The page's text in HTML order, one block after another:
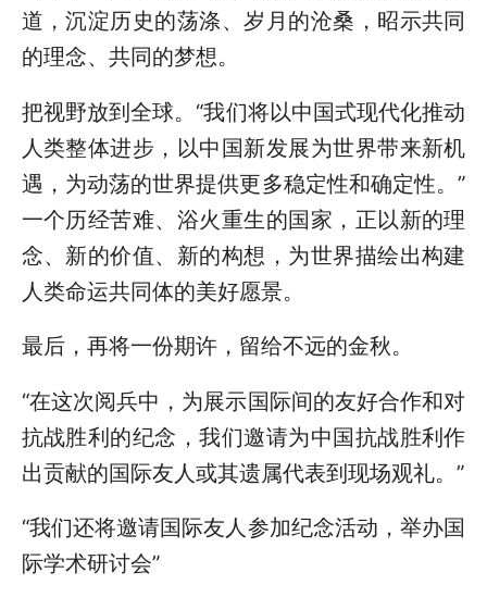
道，沉淀历史的荡涤、岁月的沧桑，昭示共同
的理念、共同的梦想。
把视野放到全球。“我们将以中国式现代化推动
人类整体进步，以中国新发展为世界带来新机
遇，为动荡的世界提供更多稳定性和确定性。”
一个历经苦难、浴火重生的国家，正以新的理
念、新的价值、新的构想，为世界描绘出构建
人类命运共同体的美好愿景。
最后，再将一份期许，留给不远的金秋。
“在这次阅兵中，为展示国际间的友好合作和对
抗战胜利的纪念，我们邀请为中国抗战胜利作
出贡献的国际友人或其遗属代表到现场观礼。”
“我们还将邀请国际友人参加纪念活动，举办国
际学术研讨会”